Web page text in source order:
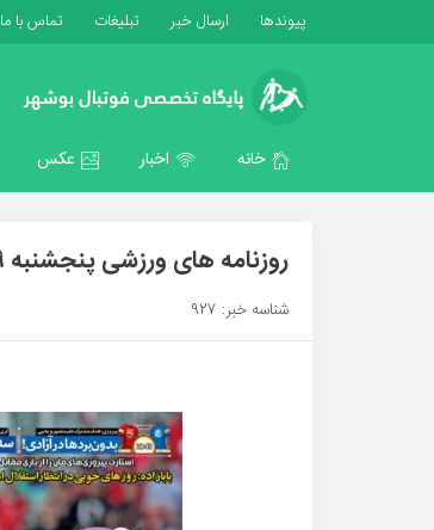
پیوندها ارسال خبر تبلیغات تماس با ما
خانه اخبار عکس
روزنامه های ورزشی پنجشنبه ۱۹ مرداد ۹۶
شناسه خبر: 927